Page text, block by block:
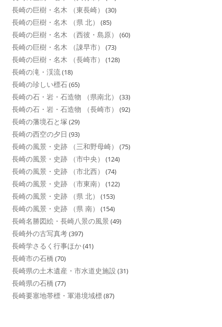
長崎の巨樹・名木 （東長崎） (30)
長崎の巨樹・名木 （県 北） (85)
長崎の巨樹・名木 （西彼・島原） (60)
長崎の巨樹・名木 （諌早市） (73)
長崎の巨樹・名木 （長崎市） (128)
長崎の滝・渓流(18)
長崎の珍しい標石(65)
長崎の石・岩・石造物 （県南北） (33)
長崎の石・岩・石造物 （長崎市） (92)
長崎の藩境石と塚 (29)
長崎の西空の夕日 (93)
長崎の風景・史跡 （三和野母崎） (75)
長崎の風景・史跡 （市中央） (124)
長崎の風景・史跡 （市北西） (74)
長崎の風景・史跡 （市東南） (122)
長崎の風景・史跡 （県 北） (153)
長崎の風景・史跡 （県 南） (154)
長崎名勝図絵・長崎八景の風景 (49)
長崎外の古写真考(397)
長崎学さるく行事ほか(41)
長崎市の石橋 (70)
長崎県の土木遺産・市水道史施設 (31)
長崎県の石橋 (77)
長崎要塞地帯標・軍港境域標(87)